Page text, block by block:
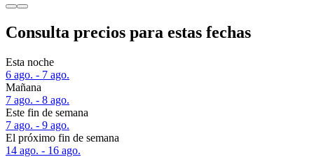
Consulta precios para estas fechas
Esta noche
6 ago. - 7 ago.
Mañana
7 ago. - 8 ago.
Este fin de semana
7 ago. - 9 ago.
El próximo fin de semana
14 ago. - 16 ago.